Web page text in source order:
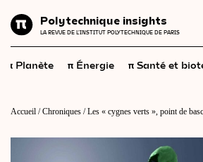
Polytechnique insights
LA REVUE DE L'INSTITUT POLYTECHNIQUE DE PARIS
Énergie
Santé
et biotech
FR EN
π Planète π Énergie π Santé et
Accueil /Chroniques /Les « cygnes verts », point de